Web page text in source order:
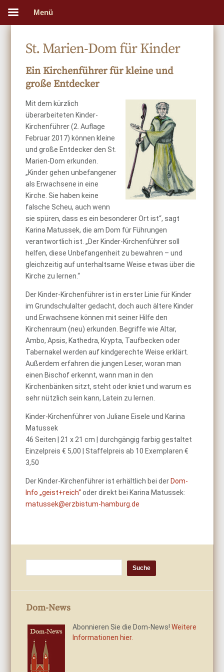
St. Marien-Dom für Kinder
Ein Kirchenführer für kleine und
große Entdecker
Mit dem kürzlich
überarbeiteten Kinder-
Kirchenführer (2. Auflage
Februar 2017) können kleine
und große Entdecker den St.
Marien-Dom erkunden.
„Kinder gehen unbefangener
als Erwachsene in eine
Kirche. Sie haben keine
falsche Scheu, auch wenn
sie spüren, dass es ein besonderer Ort ist“, sagt
Karina Matussek, die am Dom für Führungen
verantwortlich ist. „Der Kinder-Kirchenführer soll
helfen, diese Unbefangenheit zu bewahren – und
gleichzeitig auf unterhaltsame Weise etwas über die
Kirche zu lernen.“
Der Kinder-Kirchenführer ist in erster Linie für Kinder
im Grundschulalter gedacht, doch auch ältere Kinder
und Erwachsene können mit seiner Hilfe den
Kirchenraum (neu) erkunden. Begriffe wie Altar,
Ambo, Apsis, Kathedra, Krypta, Taufbecken oder
Tabernakel werden auf kindgerechte Weise erklärt.
Außerdem erfahren die jungen Leser, woran man
einen Bischof erkennt, wann man in den
Kirchenbänken sitzt, steht oder kniet und warum es
sehr nützlich sein kann, Latein zu lernen.
Kinder-Kirchenführer von Juliane Eisele und Karina
Matussek
46 Seiten | 21 x 21 cm | durchgängig farbig gestaltet
Einzelpreis € 5,00 | Staffelpreis ab 10 Exemplaren €
3,50
Der Kinder-Kirchenführer ist erhältlich bei der Dom-
Info „geist+reich“oder direkt bei Karina Matussek:
matussek@erzbistum-hamburg.de
Dom-News
Abonnieren Sie die Dom-News!Weitere
Informationen hier.
Menü